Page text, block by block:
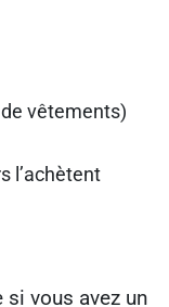
vêtements)
l’achètent
si vous avez un